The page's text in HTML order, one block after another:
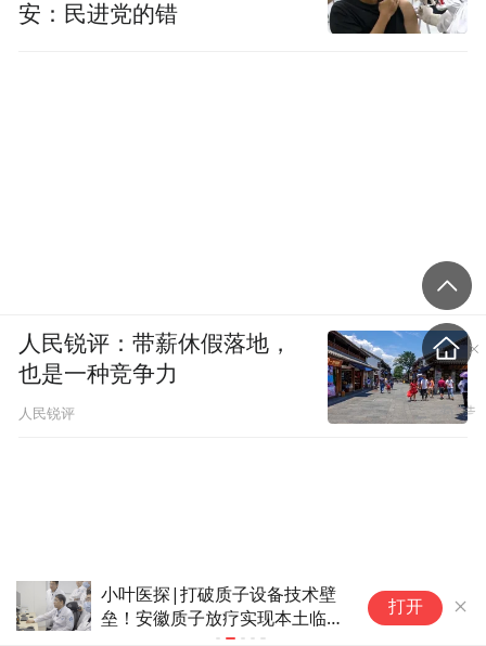
N序列第四车NX7亮相，东风日
产跑出合资新能源转型更快速度
打开
安：民进党的错
人民锐评：带薪休假落地，
也是一种竞争力
人民锐评